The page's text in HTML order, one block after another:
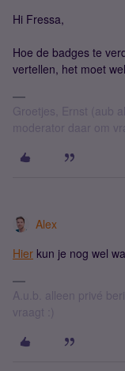
Hi Fressa,
Hoe de badges te
vertellen, het moet
Groetjes, Ernst (aub
moderator daar om
Alex
Hier kun je nog wel
A.u.b. alleen privé
vraagt :)